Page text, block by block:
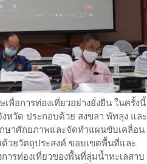
พื่อการท่องเที่ยวอย่างยั่งยืน ในครั้งนี้
หวัด ประกอบด้วย สงขลา พัทลุง และ
ษาศักยภาพและจัดทำแผนขับเคลื่อน
วยวัตถุประสงค์ ขอบเขตพื้นที่และ
ารท่องเที่ยวของพื้นที่ลุ่มน้ำทะเลสาบ